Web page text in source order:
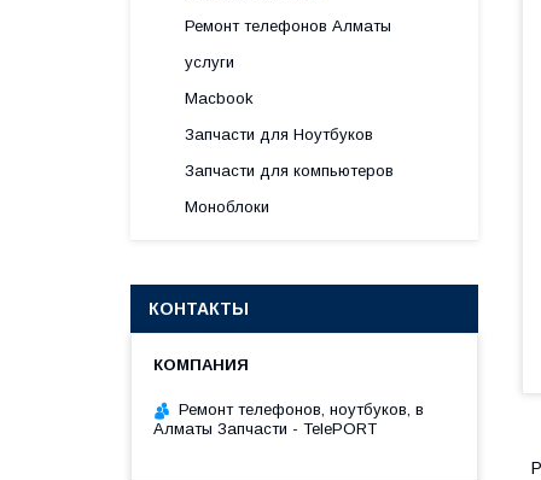
Ремонт телефонов Алматы
услуги
Macbook
Запчасти для Ноутбуков
Запчасти для компьютеров
Моноблоки
КОНТАКТЫ
Ремонт телефонов, ноутбуков, в
Алматы Запчасти - TelePORT